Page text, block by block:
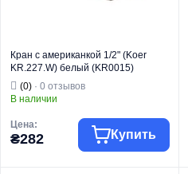
Кран с американкой 1/2" (Koer
KR.227.W) белый (KR0015)
(0) · 0 отзывов
В наличии
Цена:
₴282 Купить